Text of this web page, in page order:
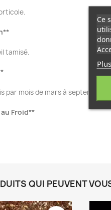
tamisé.
par mois de mars à septembre,
Froid**
QUI PEUVENT
Ce